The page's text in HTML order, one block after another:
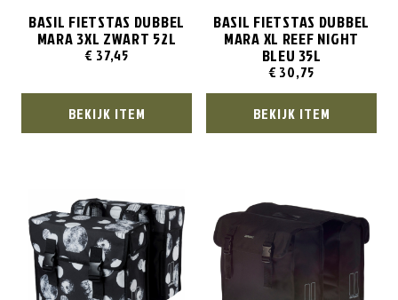
BASIL FIETSTAS DUBBEL
MARA 3XL ZWART 52L
€ 37,45
BEKIJK ITEM
BASIL FIETSTAS DUBBEL
MARA XL REEF NIGHT
BLEU 35L
€ 30,75
BEKIJK ITEM